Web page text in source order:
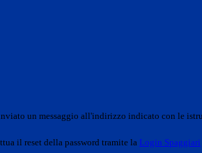
un messaggio all'indirizzo indicato con le
il reset della password tramite la Login Spaggiari